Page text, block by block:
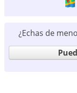
¿Echas de